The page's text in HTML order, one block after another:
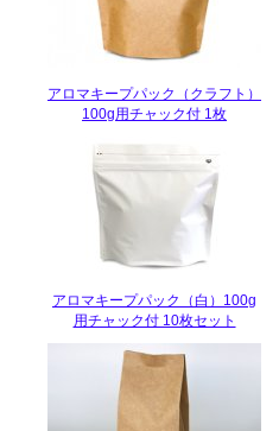
アロマキープパック（クラフト）
100g用チャック付 1枚
アロマキープパック（白）100g
用チャック付 10枚セット